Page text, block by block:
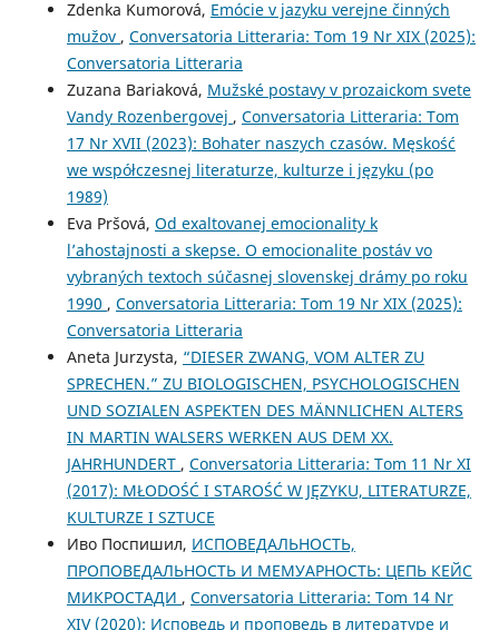
Zdenka Kumorová, Emócie v jazyku verejne činných
mužov , Conversatoria Litteraria: Tom 19 Nr XIX (2025):
Conversatoria Litteraria
Zuzana Bariaková, Mužské postavy v prozaickom svete
Vandy Rozenbergovej , Conversatoria Litteraria: Tom
17 Nr XVII (2023): Bohater naszych czasów. Męskość
we współczesnej literaturze, kulturze i języku (po
1989)
Eva Pršová, Od exaltovanej emocionality k
l’ahostajnosti a skepse. O emocionalite postáv vo
vybraných textoch súčasnej slovenskej drámy po roku
1990 , Conversatoria Litteraria: Tom 19 Nr XIX (2025):
Conversatoria Litteraria
Aneta Jurzysta, “DIESER ZWANG, VOM ALTER ZU
SPRECHEN.” ZU BIOLOGISCHEN, PSYCHOLOGISCHEN
UND SOZIALEN ASPEKTEN DES MÄNNLICHEN ALTERS
IN MARTIN WALSERS WERKEN AUS DEM XX.
JAHRHUNDERT , Conversatoria Litteraria: Tom 11 Nr XI
(2017): MŁODOŚĆ I STAROŚĆ W JĘZYKU, LITERATURZE,
KULTURZE I SZTUCE
Иво Поспишил, ИСПОВЕДАЛЬНОСТЬ,
ПРОПОВЕДАЛЬНОСТЬ И МЕМУАРНОСТЬ: ЦЕПЬ КЕЙС
МИКРОСТАДИ , Conversatoria Litteraria: Tom 14 Nr
XIV (2020): Исповедь и проповедь в литературе и